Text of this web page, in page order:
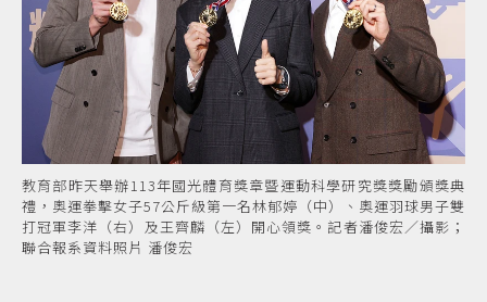
教育部昨天舉辦113年國光體育獎章暨運動科學研究獎獎勵頒獎典
禮，奧運拳擊女子57公斤級第一名林郁婷（中）、奧運羽球男子雙
打冠軍李洋（右）及王齊麟（左）開心領獎。記者潘俊宏／攝影；
聯合報系資料照片 潘俊宏